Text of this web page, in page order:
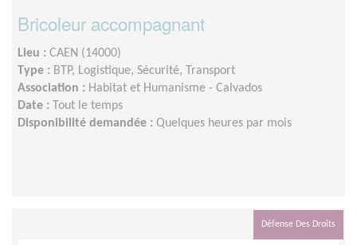
Bricoleur accompagnant
Lieu : CAEN (14000)
Type : BTP, Logistique, Sécurité, Transport
Association : Habitat et Humanisme - Calvados
Date : Tout le temps
Disponibilité demandée : Quelques heures par mois
Défense Des Droits